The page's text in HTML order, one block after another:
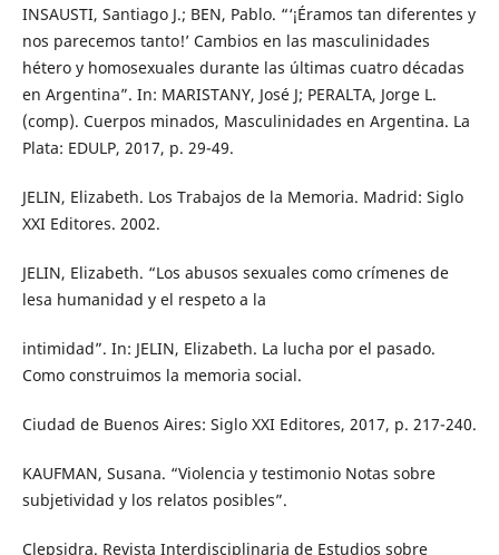
INSAUSTI, Santiago J.; BEN, Pablo. “‘¡Éramos tan diferentes y
nos parecemos tanto!’ Cambios en las masculinidades
hétero y homosexuales durante las últimas cuatro décadas
en Argentina”. In: MARISTANY, José J; PERALTA, Jorge L.
(comp). Cuerpos minados, Masculinidades en Argentina. La
Plata: EDULP, 2017, p. 29-49.
JELIN, Elizabeth. Los Trabajos de la Memoria. Madrid: Siglo
XXI Editores. 2002.
JELIN, Elizabeth. “Los abusos sexuales como crímenes de
lesa humanidad y el respeto a la
intimidad”. In: JELIN, Elizabeth. La lucha por el pasado.
Como construimos la memoria social.
Ciudad de Buenos Aires: Siglo XXI Editores, 2017, p. 217-240.
KAUFMAN, Susana. “Violencia y testimonio Notas sobre
subjetividad y los relatos posibles”.
Clepsidra. Revista Interdisciplinaria de Estudios sobre